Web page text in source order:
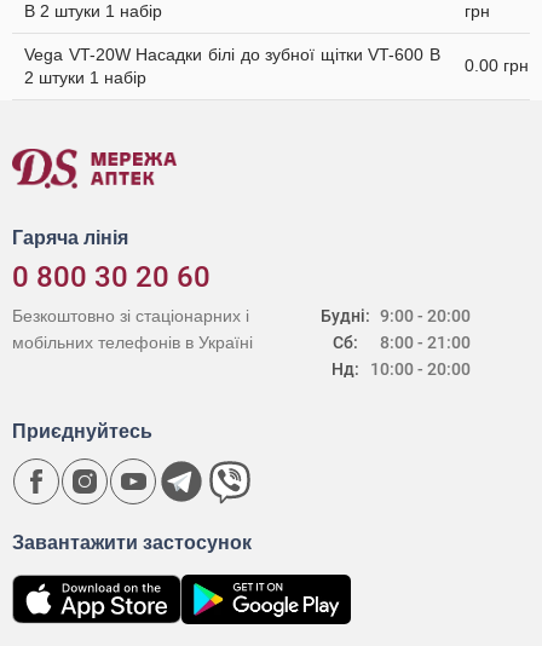
В 2 штуки 1 набір
грн
Vega VT-20W Насадки білі до зубної щітки VT-600 В
2 штуки 1 набір
0.00 грн
Гаряча лінія
0 800 30 20 60
Будні:
Сб:
Нд:
9:00 - 20:00
8:00 - 21:00
10:00 - 20:00
Безкоштовно зі стаціонарних і
мобільних телефонів в Україні
Завантажити застосунок
Приєднуйтесь